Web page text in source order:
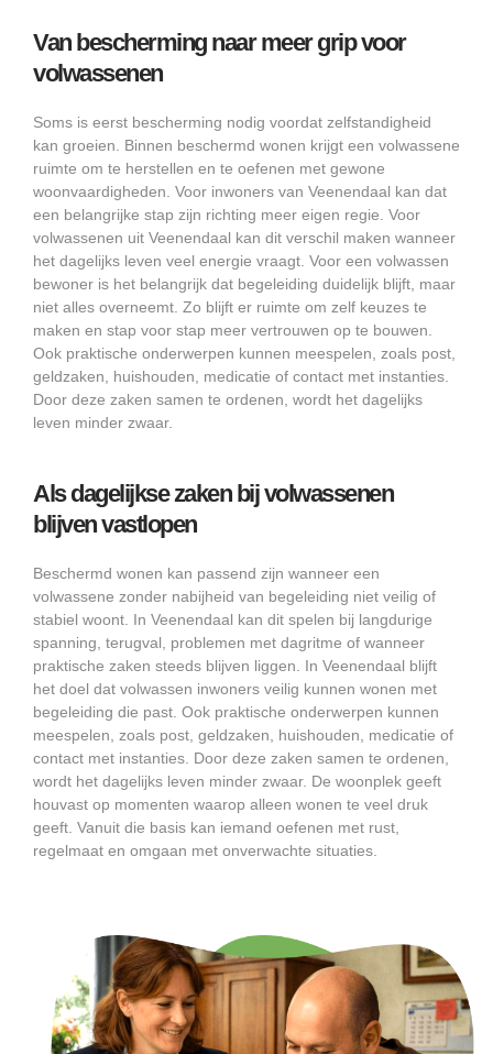
Van bescherming naar meer grip voor
volwassenen
Soms is eerst bescherming nodig voordat zelfstandigheid
kan groeien. Binnen beschermd wonen krijgt een volwassene
ruimte om te herstellen en te oefenen met gewone
woonvaardigheden. Voor inwoners van Veenendaal kan dat
een belangrijke stap zijn richting meer eigen regie. Voor
volwassenen uit Veenendaal kan dit verschil maken wanneer
het dagelijks leven veel energie vraagt. Voor een volwassen
bewoner is het belangrijk dat begeleiding duidelijk blijft, maar
niet alles overneemt. Zo blijft er ruimte om zelf keuzes te
maken en stap voor stap meer vertrouwen op te bouwen.
Ook praktische onderwerpen kunnen meespelen, zoals post,
geldzaken, huishouden, medicatie of contact met instanties.
Door deze zaken samen te ordenen, wordt het dagelijks
leven minder zwaar.
Als dagelijkse zaken bij volwassenen
blijven vastlopen
Beschermd wonen kan passend zijn wanneer een
volwassene zonder nabijheid van begeleiding niet veilig of
stabiel woont. In Veenendaal kan dit spelen bij langdurige
spanning, terugval, problemen met dagritme of wanneer
praktische zaken steeds blijven liggen. In Veenendaal blijft
het doel dat volwassen inwoners veilig kunnen wonen met
begeleiding die past. Ook praktische onderwerpen kunnen
meespelen, zoals post, geldzaken, huishouden, medicatie of
contact met instanties. Door deze zaken samen te ordenen,
wordt het dagelijks leven minder zwaar. De woonplek geeft
houvast op momenten waarop alleen wonen te veel druk
geeft. Vanuit die basis kan iemand oefenen met rust,
regelmaat en omgaan met onverwachte situaties.